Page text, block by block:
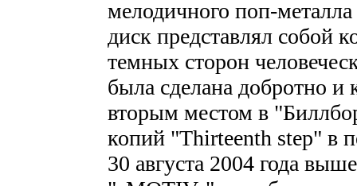
мелодичного поп-
диск представлял собой
темных сторон
была сделана добротно и
вторым местом в
копий "Thirteenth step" в
30 августа 2004 года